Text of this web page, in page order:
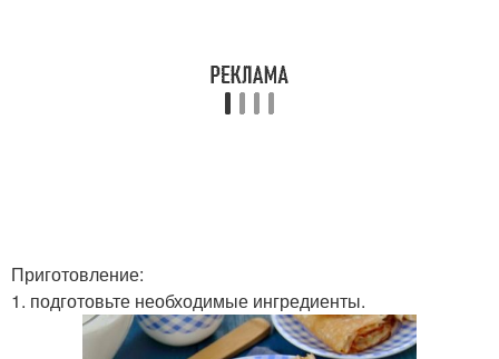
Приготовление:
1. подготовьте необходимые ингредиенты.